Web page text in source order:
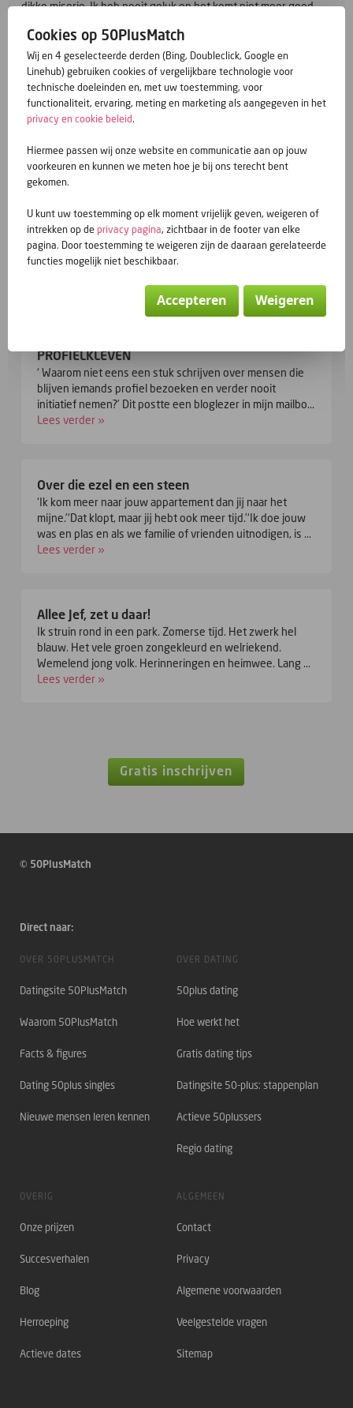
dikke miserie. Ik heb nooit geluk en het komt niet meer goed.
beseffen dat je overdrijft en sta je er meer voor open om
dingen te relativeren.
Dit zijn een paar tips en tricks. Ze lukken vaak niet meteen maar
vragen wat oefening. Ik zelf smaak er het nuttig effect van. Dus,
proberen maar.
'Om te kunnen loslaten moet je eerst
ontdekken wat je vasthoudt.’
jijikwij
geplaatst door jijikwij - 2618 keer gelezen
PROFIELKLEVEN
‘ Waarom niet eens een stuk schrijven over mensen die
blijven iemands profiel bezoeken en verder nooit
initiatief nemen?’ Dit postte een bloglezer in mijn mailbo...
Lees verder »
Over die ezel en een steen
‘Ik kom meer naar jouw appartement dan jij naar het
mijne.’‘Dat klopt, maar jij hebt ook meer tijd.’‘Ik doe jouw
was en plas en als we familie of vrienden uitnodigen, is ...
Lees verder »
Allee Jef, zet u daar!
Ik struin rond in een park. Zomerse tijd. Het zwerk hel
blauw. Het vele groen zongekleurd en welriekend.
Wemelend jong volk. Herinneringen en heimwee. Lang ...
Lees verder »
Gratis inschrijven
© 50PlusMatch
Direct naar:
OVER 50PLUSMATCH
Datingsite 50PlusMatch
Waarom 50PlusMatch
Facts & figures
Dating 50plus singles
Nieuwe mensen leren kennen
OVER DATING
50plus dating
Hoe werkt het
Gratis dating tips
Datingsite 50-plus: stappenplan
Actieve 50plussers
Regio dating
OVERIG
Onze prijzen
Succesverhalen
Blog
Herroeping
Actieve dates
ALGEMEEN
Contact
Privacy
Algemene voorwaarden
Veelgestelde vragen
Sitemap
Cookies op 50PlusMatch
Wij en 4 geselecteerde derden (Bing, Doubleclick, Google en
Linehub) gebruiken cookies of vergelijkbare technologie voor
technische doeleinden en, met uw toestemming, voor
functionaliteit, ervaring, meting en marketing als aangegeven in het
privacy en cookie beleid.
Hiermee passen wij onze website en communicatie aan op jouw
voorkeuren en kunnen we meten hoe je bij ons terecht bent
gekomen.
U kunt uw toestemming op elk moment vrijelijk geven, weigeren of
intrekken op deprivacy pagina, zichtbaar in de footer van elke
pagina. Door toestemming te weigeren zijn de daaraan gerelateerde
functies mogelijk niet beschikbaar.
Accepteren Weigeren